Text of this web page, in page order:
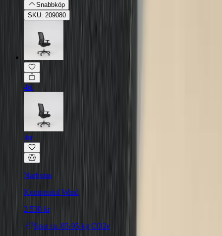
Snabbköp
SKU: 209080
4st
4st
Narbutas
Kontorsstol Wind
2 530 kr
Spar ca. 85-95 kg CO2e